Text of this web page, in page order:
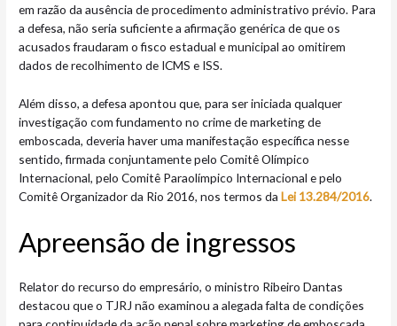
em razão da ausência de procedimento administrativo prévio. Para
a defesa, não seria suficiente a afirmação genérica de que os
acusados fraudaram o fisco estadual e municipal ao omitirem
dados de recolhimento de ICMS e ISS.
Além disso, a defesa apontou que, para ser iniciada qualquer
investigação com fundamento no crime de marketing de
emboscada, deveria haver uma manifestação específica nesse
sentido, firmada conjuntamente pelo Comitê Olímpico
Internacional, pelo Comitê Paraolímpico Internacional e pelo
Comitê Organizador da Rio 2016, nos termos daLei 13.284/2016.
Apreensã​​o de ingressos
Relator do recurso do empresário, o ministro Ribeiro Dantas
destacou que o TJRJ não examinou a alegada falta de condições